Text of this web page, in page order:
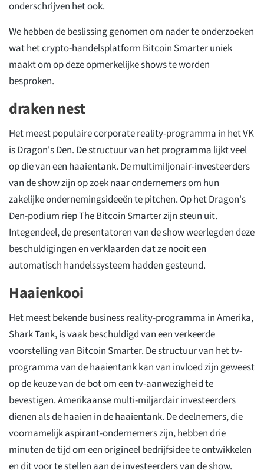
onderschrijven het ook.
We hebben de beslissing genomen om nader te onderzoeken
wat het crypto-handelsplatform Bitcoin Smarter uniek
maakt om op deze opmerkelijke shows te worden
besproken.
draken nest
Het meest populaire corporate reality-programma in het VK
is Dragon's Den. De structuur van het programma lijkt veel
op die van een haaientank. De multimiljonair-investeerders
van de show zijn op zoek naar ondernemers om hun
zakelijke ondernemingsideeën te pitchen. Op het Dragon's
Den-podium riep The Bitcoin Smarter zijn steun uit.
Integendeel, de presentatoren van de show weerlegden deze
beschuldigingen en verklaarden dat ze nooit een
automatisch handelssysteem hadden gesteund.
Haaienkooi
Het meest bekende business reality-programma in Amerika,
Shark Tank, is vaak beschuldigd van een verkeerde
voorstelling van Bitcoin Smarter. De structuur van het tv-
programma van de haaientank kan van invloed zijn geweest
op de keuze van de bot om een tv-aanwezigheid te
bevestigen. Amerikaanse multi-miljardair investeerders
dienen als de haaien in de haaientank. De deelnemers, die
voornamelijk aspirant-ondernemers zijn, hebben drie
minuten de tijd om een origineel bedrijfsidee te ontwikkelen
en dit voor te stellen aan de investeerders van de show.